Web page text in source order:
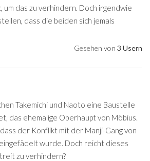
um das zu verhindern. Doch irgendwie
dass die beiden sich jemals
Gesehen von 3 Usern
Takemichi und Naoto eine Baustelle
das ehemalige Oberhaupt von Möbius.
der Konflikt mit der Manji-Gang von
wurde. Doch reicht dieses
zu verhindern?